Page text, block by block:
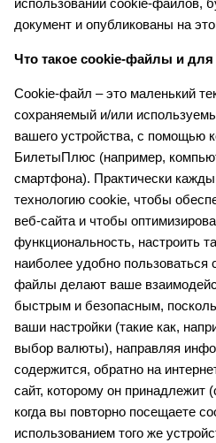
использовании cookie-файлов,
документ и опубликованы на
Что такое cookie-файлы и для
Cookie-файл – это маленький
сохраняемый и/или
вашего устройства, с помощью
БилетыПлюс (например,
смартфона). Практически
технологию cookie, чтобы
веб-сайта и чтобы
функциональность, настроить
наиболее удобно пользоваться
файлы делают ваше
быстрым и безопасным,
ваши настройки (такие как,
выбор валюты), направляя
содержится, обратно на
сайт, которому он принадлежит
когда вы повторно посещаете
использованием того же